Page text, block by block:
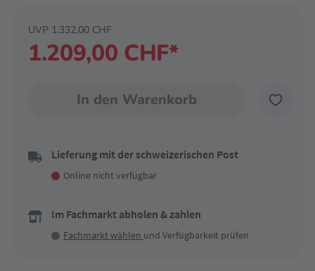
1.209,00 CHF*
UVP 1.332,00 CHF
In den Warenkorb
Lieferung mit der schweizerischen Post
Online nicht verfügbar
Im Fachmarkt abholen & zahlen
Fachmarkt wählen und Verfügbarkeit prüfen